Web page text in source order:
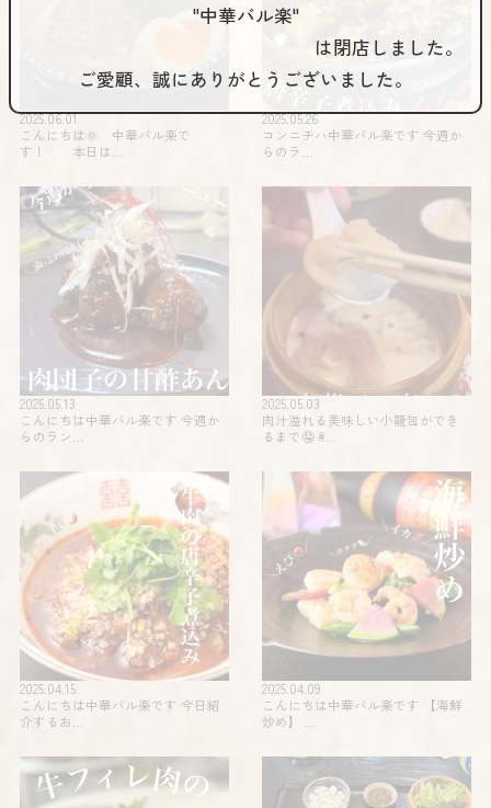
2025.06.01
こんにちは🌞 中華バル楽で
す！ 本日は…
2025.05.26
コンニチハ️️中華バル楽です 今週か
らのラ…
2025.05.13
こんにちは中華バル楽です 今週か
らのラン…
2025.05.03
肉汁溢れる美味しい小籠包ができ
るまで🤤 #…
2025.04.15
こんにちは中華バル楽です 今日紹
介するお…
2025.04.09
こんにちは中華バル楽です 【海鮮
炒め】 …
"中華バル楽"
は閉店しました。
ご愛顧、誠にありがとうございました。